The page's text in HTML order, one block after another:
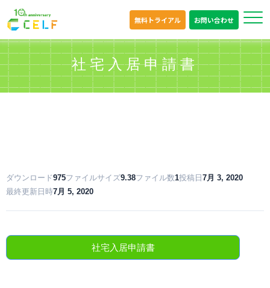
無料トライアル お問い合わせ
社宅入居申請書
ダウンロード975ファイルサイズ9.38ファイル数1投稿日 7月 3, 2020
最終更新日時7月 5, 2020
社宅入居申請書